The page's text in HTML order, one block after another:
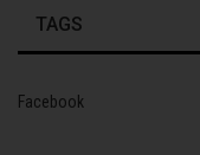
TAGS
Facebook